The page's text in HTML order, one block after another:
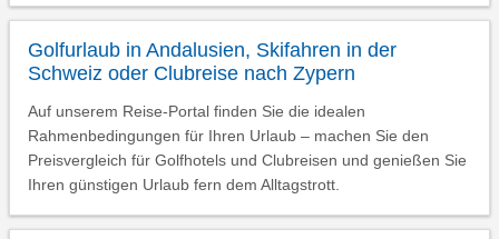
Golfurlaub in Andalusien, Skifahren in der
Schweiz oder Clubreise nach Zypern
Auf unserem Reise-Portal finden Sie die idealen
Rahmenbedingungen für Ihren Urlaub – machen Sie den
Preisvergleich für Golfhotels und Clubreisen und genießen Sie
Ihren günstigen Urlaub fern dem Alltagstrott.